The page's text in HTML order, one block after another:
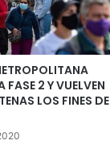
FASE 2 Y VUELVEN
LOS FINES DE